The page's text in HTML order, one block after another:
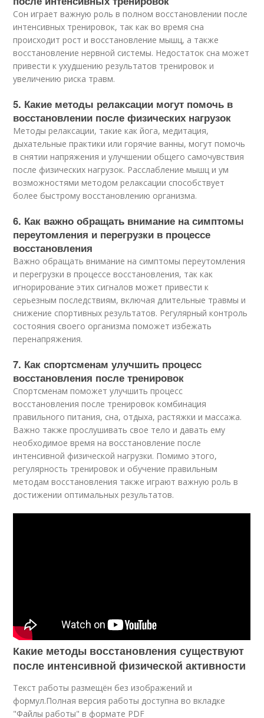
Сон играет важную роль в полном восстановлении после
интенсивных тренировок, так как во время сна
происходит рост и восстановление мышц, а также
восстановление нервной системы. Недостаток сна может
привести к ухудшению результатов тренировок и
увеличению риска травм.
5. Какие методы релаксации могут помочь в
восстановлении после физических нагрузок
Методы релаксации, такие как йога, медитация,
дыхательные практики или горячие ванны, могут помочь
в снятии напряжения и улучшении общего самочувствия
после физических нагрузок. Расслабление мышц и ум
возможностями методом релаксации способствует
более быстрому восстановлению организма.
6. Как важно обращать внимание на симптомы
переутомления и перегрузки в процессе
восстановления
Важно обращать внимание на симптомы переутомления
и перегрузки в процессе восстановления, так как
игнорирование этих сигналов может привести к
серьезным последствиям, включая длительные травмы и
снижение спортивных результатов. Регулярный контроль
состояния своего организма поможет избежать
перенапряжения.
7. Как спортсменам улучшить процесс
восстановления после тренировок
Спортсменам поможет улучшить процесс
восстановления после тренировок комбинация
правильного питания, сна, отдыха, растяжки и массажа.
Важно также прослушивать свое тело и давать ему
необходимое время на восстановление после
интенсивной физической нагрузки. Помимо этого,
регулярность тренировок и обучение правильным
методам восстановления также играют важную роль в
достижении оптимальных результатов.
Какие методы восстановления существуют
после интенсивной физической активности
Текст работы размещён без изображений и
формул.Полная версия работы доступна во вкладке
"Файлы работы" в формате PDF